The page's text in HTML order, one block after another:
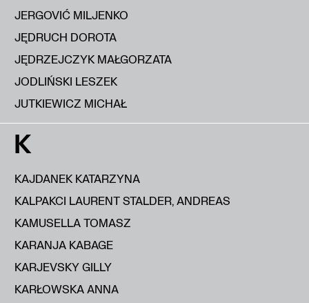
JERGOVIĆ MILJENKO
JĘDRUCH DOROTA
JĘDRZEJCZYK MAŁGORZATA
JODLIŃSKI LESZEK
JUTKIEWICZ MICHAŁ
K
KAJDANEK KATARZYNA
KALPAKCI LAURENT STALDER, ANDREAS
KAMUSELLA TOMASZ
KARANJA KABAGE
KARJEVSKY GILLY
KARŁOWSKA ANNA